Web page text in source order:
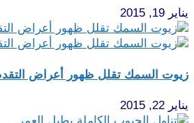
يناير 19, 2015
زيوت السمك تقلل ظهور أعراض
يناير 22, 2015